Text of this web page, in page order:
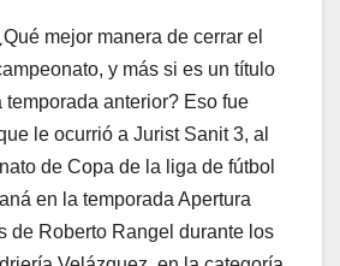
mejor manera de cerrar el
y más si es un título
temporada anterior? Eso fue
le ocurrió a Jurist Sanit 3, al
de Copa de la liga de fútbol
en la temporada Apertura
de Roberto Rangel durante los